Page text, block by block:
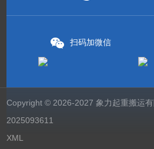
扫码加微信
Copyright © 2026-2027 象力起重搬运
2025093611
XML